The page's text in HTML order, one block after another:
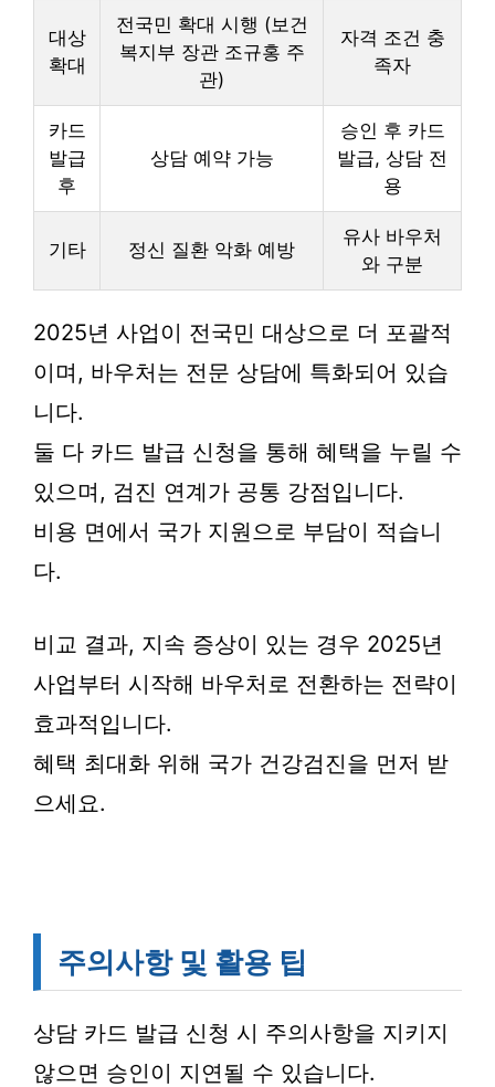
대상
확대
전국민 확대 시행 (보건
복지부 장관 조규홍 주
관)
자격 조건 충
족자
카드
발급
후
상담 예약 가능
승인 후 카드
발급, 상담 전
용
기타 정신 질환 악화 예방
유사 바우처
와 구분
2025년 사업이 전국민 대상으로 더 포괄적
이며, 바우처는 전문 상담에 특화되어 있습
니다.
둘 다 카드 발급 신청을 통해 혜택을 누릴 수
있으며, 검진 연계가 공통 강점입니다.
비용 면에서 국가 지원으로 부담이 적습니
다.
비교 결과, 지속 증상이 있는 경우 2025년
사업부터 시작해 바우처로 전환하는 전략이
효과적입니다.
혜택 최대화 위해 국가 건강검진을 먼저 받
으세요.
주의사항 및 활용 팁
상담 카드 발급 신청 시 주의사항을 지키지
않으면 승인이 지연될 수 있습니다.